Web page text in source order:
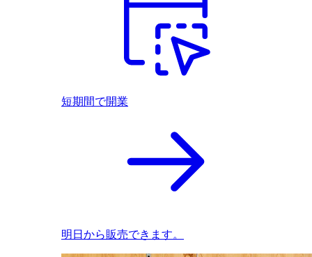
短期間で開業
明日から販売できます。